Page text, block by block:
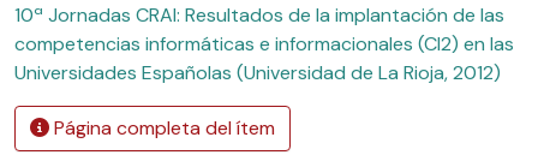
10ª Jornadas CRAI: Resultados de la implantación de las
competencias informáticas e informacionales (CI2) en las
Universidades Españolas (Universidad de La Rioja, 2012)
Página completa del ítem